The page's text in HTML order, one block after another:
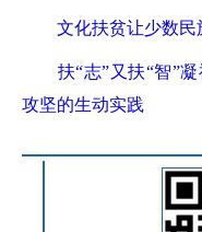
文化扶贫让少数民
扶“志”又扶“智”
攻坚的生动实践